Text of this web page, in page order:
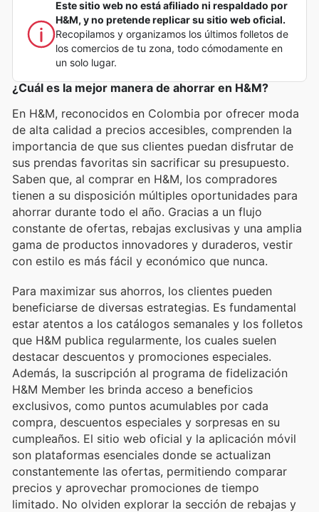
Este sitio web no está afiliado ni respaldado por
H&M, y no pretende replicar su sitio web oficial.
Recopilamos y organizamos los últimos folletos de
los comercios de tu zona, todo cómodamente en
un solo lugar.
¿Cuál es la mejor manera de ahorrar en H&M?
En H&M, reconocidos en Colombia por ofrecer moda
de alta calidad a precios accesibles, comprenden la
importancia de que sus clientes puedan disfrutar de
sus prendas favoritas sin sacrificar su presupuesto.
Saben que, al comprar en H&M, los compradores
tienen a su disposición múltiples oportunidades para
ahorrar durante todo el año. Gracias a un flujo
constante de ofertas, rebajas exclusivas y una amplia
gama de productos innovadores y duraderos, vestir
con estilo es más fácil y económico que nunca.
Para maximizar sus ahorros, los clientes pueden
beneficiarse de diversas estrategias. Es fundamental
estar atentos a los catálogos semanales y los folletos
que H&M publica regularmente, los cuales suelen
destacar descuentos y promociones especiales.
Además, la suscripción al programa de fidelización
H&M Member les brinda acceso a beneficios
exclusivos, como puntos acumulables por cada
compra, descuentos especiales y sorpresas en su
cumpleaños. El sitio web oficial y la aplicación móvil
son plataformas esenciales donde se actualizan
constantemente las ofertas, permitiendo comparar
precios y aprovechar promociones de tiempo
limitado. No olviden explorar la sección de rebajas y